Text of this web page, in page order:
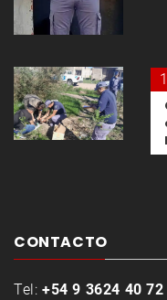
CONTACTO
Tel: +54 9 3624 40 72